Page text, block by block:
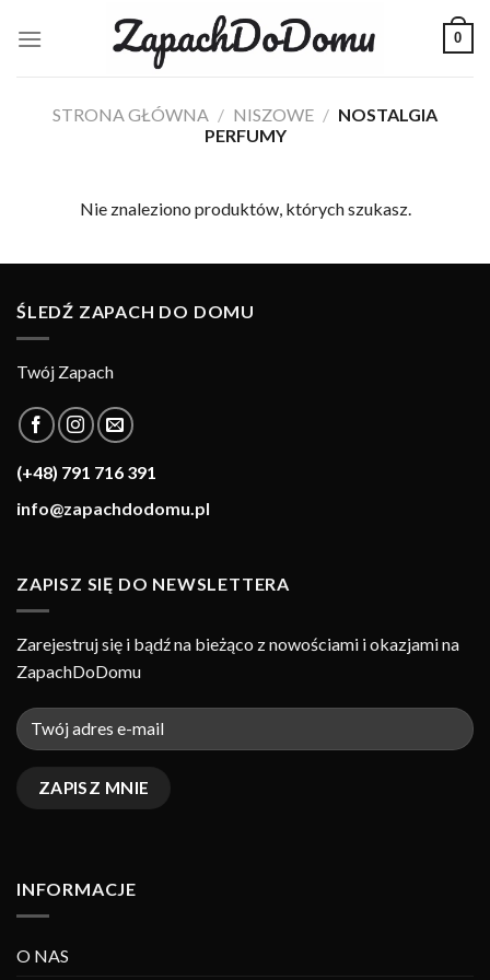
0
STRONA GŁÓWNA / NISZOWE / NOSTALGIA
PERFUMY
Nie znaleziono produktów, których szukasz.
ŚLEDŹ ZAPACH DO DOMU
Twój Zapach
(+48) 791 716 391
info@zapachdodomu.pl
ZAPISZ SIĘ DO NEWSLETTERA
Zarejestruj się i bądź na bieżąco z nowościami i okazjami na
ZapachDoDomu
INFORMACJE
O NAS